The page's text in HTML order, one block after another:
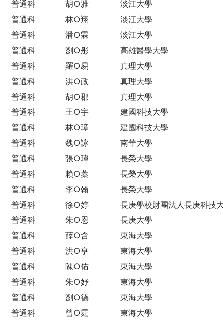
普通科 胡○雅
淡江大學
普通科
林○翔
淡江大學
普通科
潘○霖
淡江大學
普通科
劉○彤
高雄醫學大學
普通科
羅○易
真理大學
普通科
洪○政
真理大學
普通科
胡○郡
真理大學
普通科
王○宇
建國科技大學
普通科
林○璋
建國科技大學
普通科
魏○詠
南華大學
普通科
張○瑋
長榮大學
普通科
賴○蓁
長榮大學
普通科
李○翰
長榮大學
普通科
徐○婷
長庚學校財團法人長庚科技
普通科
朱○恩
長庚大學
普通科
薛○含
東海大學
普通科
洪○亨
東海大學
普通科
陳○佑
東海大學
普通科
朱○妤
東海大學
普通科
劉○德
東海大學
普通科
曾○霆
東海大學